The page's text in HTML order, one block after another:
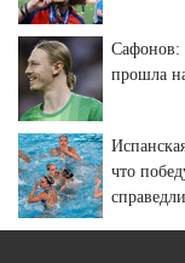
Сафонов:
прошла
что